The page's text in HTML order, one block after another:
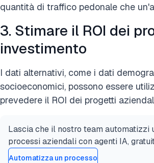
quantità di traffico pedonale che
3. Stimare il ROI dei
investimento
I dati alternativi, come i dati
socioeconomici, possono essere
prevedere il ROI dei progetti
Lascia che il nostro team automatizzi
processi aziendali con agenti IA,
Automatizza un processo